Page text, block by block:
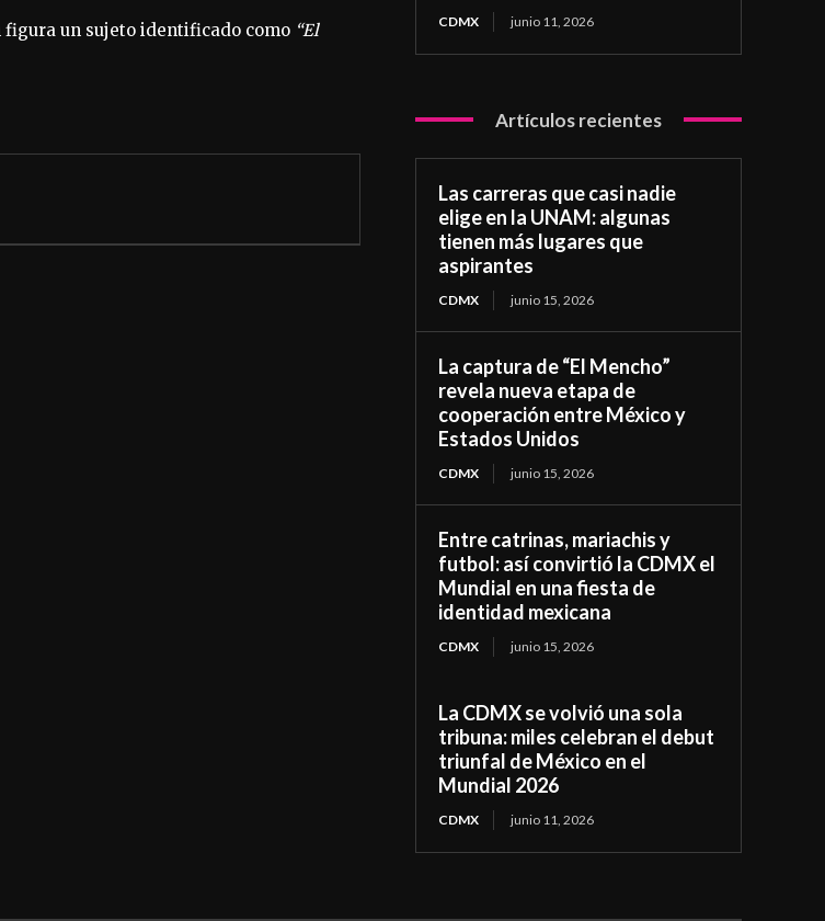
figura un sujeto identificado como “El
CDMX junio 11, 2026
Artículos recientes
Las carreras que casi nadie
elige en la UNAM: algunas
tienen más lugares que
aspirantes
CDMX junio 15, 2026
La captura de “El Mencho”
revela nueva etapa de
cooperación entre México y
Estados Unidos
CDMX junio 15, 2026
Entre catrinas, mariachis y
futbol: así convirtió la CDMX el
Mundial en una fiesta de
identidad mexicana
CDMX junio 15, 2026
La CDMX se volvió una sola
tribuna: miles celebran el debut
triunfal de México en el
Mundial 2026
CDMX junio 11, 2026